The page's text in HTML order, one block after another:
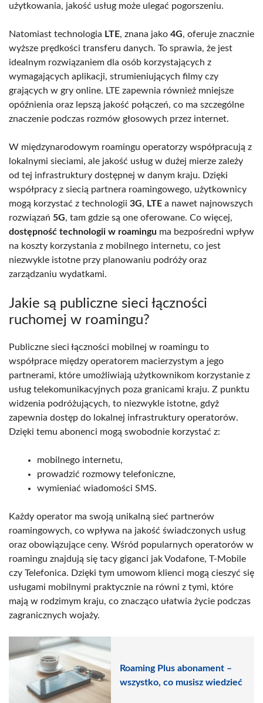
użytkowania, jakość usług może ulegać pogorszeniu.
Natomiast technologia LTE, znana jako 4G, oferuje znacznie
wyższe prędkości transferu danych. To sprawia, że jest
idealnym rozwiązaniem dla osób korzystających z
wymagających aplikacji, strumieniujących filmy czy
grających w gry online. LTE zapewnia również mniejsze
opóźnienia oraz lepszą jakość połączeń, co ma szczególne
znaczenie podczas rozmów głosowych przez internet.
W międzynarodowym roamingu operatorzy współpracują z
lokalnymi sieciami, ale jakość usług w dużej mierze zależy
od tej infrastruktury dostępnej w danym kraju. Dzięki
współpracy z siecią partnera roamingowego, użytkownicy
mogą korzystać z technologii 3G, LTE a nawet najnowszych
rozwiązań 5G, tam gdzie są one oferowane. Co więcej,
dostępność technologii w roamingu ma bezpośredni wpływ
na koszty korzystania z mobilnego internetu, co jest
niezwykle istotne przy planowaniu podróży oraz
zarządzaniu wydatkami.
Jakie są publiczne sieci łączności
ruchomej w roamingu?
Publiczne sieci łączności mobilnej w roamingu to
współprace między operatorem macierzystym a jego
partnerami, które umożliwiają użytkownikom korzystanie z
usług telekomunikacyjnych poza granicami kraju. Z punktu
widzenia podróżujących, to niezwykle istotne, gdyż
zapewnia dostęp do lokalnej infrastruktury operatorów.
Dzięki temu abonenci mogą swobodnie korzystać z:
mobilnego internetu,
prowadzić rozmowy telefoniczne,
wymieniać wiadomości SMS.
Każdy operator ma swoją unikalną sieć partnerów
roamingowych, co wpływa na jakość świadczonych usług
oraz obowiązujące ceny. Wśród popularnych operatorów w
roamingu znajdują się tacy giganci jak Vodafone, T-Mobile
czy Telefonica. Dzięki tym umowom klienci mogą cieszyć się
usługami mobilnymi praktycznie na równi z tymi, które
mają w rodzimym kraju, co znacząco ułatwia życie podczas
zagranicznych wojaży.
Roaming Plus abonament –
wszystko, co musisz wiedzieć